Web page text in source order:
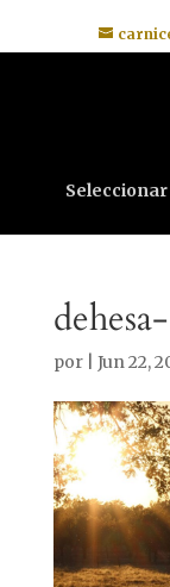
por Jun 22,